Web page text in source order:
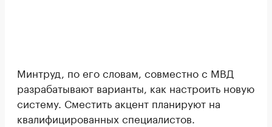
Минтруд, по его словам, совместно с МВД
разрабатывают варианты, как настроить новую
систему. Сместить акцент планируют на
квалифицированных специалистов.